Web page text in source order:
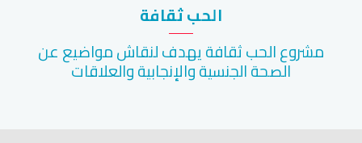
الحب ثقافة
مشروع الحب ثقافة يهدف لنقاش مواضيع عن
الصحة الجنسية والإنجابية والعلاقات